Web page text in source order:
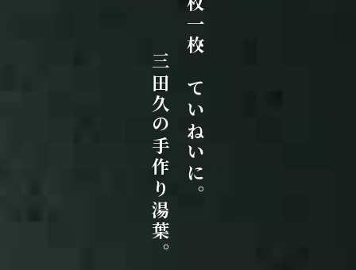
一枚一枚、ていねいに。
三田久の手作り湯葉。